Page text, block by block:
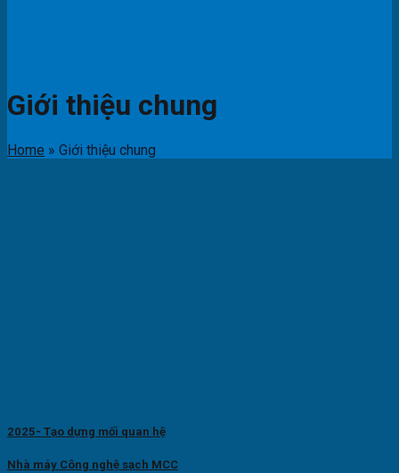
Giới thiệu chung
Home » Giới thiệu chung
2025- Tạo dựng mối quan hệ
Nhà máy Công nghệ sạch MCC